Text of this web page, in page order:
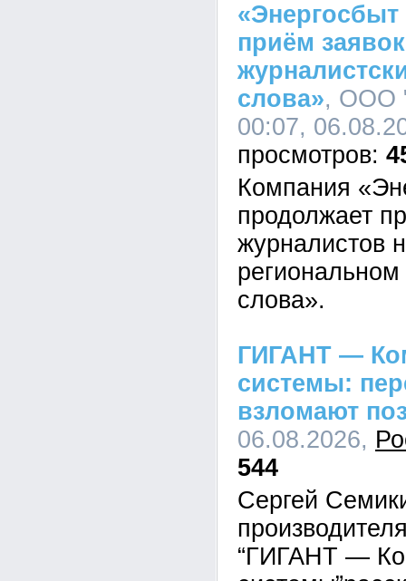
приём
слова», ООО
00:07,
Компания
продолжает
журналистов
слова».
ГИГАНТ —
системы:
взломают
06.08.2026,
544
Сергей
“ГИГАНТ —